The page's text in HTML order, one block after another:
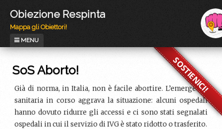
Obiezione Respinta
Mappa gli Obiettori!
Eventi & Stampa
MENU
SoS Aborto!
Già di norma, in Italia, non è facile abortire. L’emergenza
sanitaria in corso aggrava la situazione: alcuni ospedali
hanno dovuto ridurre gli accessi e ci sono stati segnalati
ospedali in cui il servizio di IVG è stato ridotto o trasferito.